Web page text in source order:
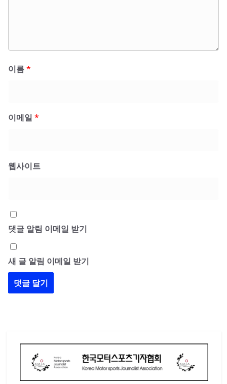
이름*
이메일 *
웹사이트
댓글 알림 이메일 받기
새 글 알림 이메일 받기